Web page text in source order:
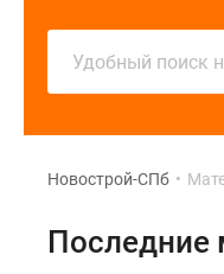
проекте
Контакты
сайте
застройщики
Удобный поиск
Новострой-СПб •
Последние